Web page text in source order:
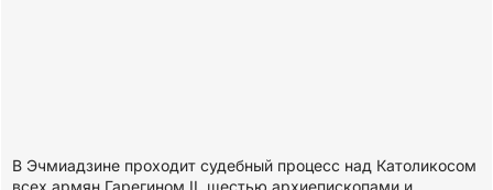
В Эчмиадзине проходит судебный процесс над Католикосом